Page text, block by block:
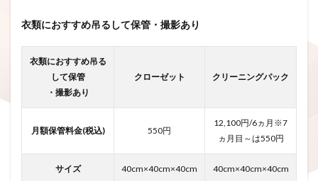
衣類におすすめ吊るして保管・撮影あり
衣類におすすめ吊る
して保管
・撮影あり
クローゼット クリーニングパック
月額保管料金(税込) 550円
12,100円/6ヵ月※7
ヵ月目～は550円
サイズ 40cm×40cm×40cm 40cm×40cm×40cm